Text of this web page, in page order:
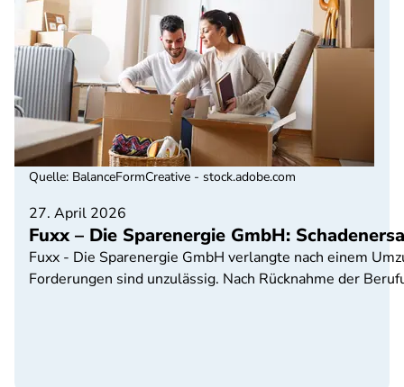
27. April 2026
Fuxx – Die Sparenergie GmbH:
Fuxx - Die Sparenergie GmbH verlangte nach einem
Forderungen sind unzulässig. Nach Rücknahme der
Quelle: BalanceFormCreative - stock.adobe.com